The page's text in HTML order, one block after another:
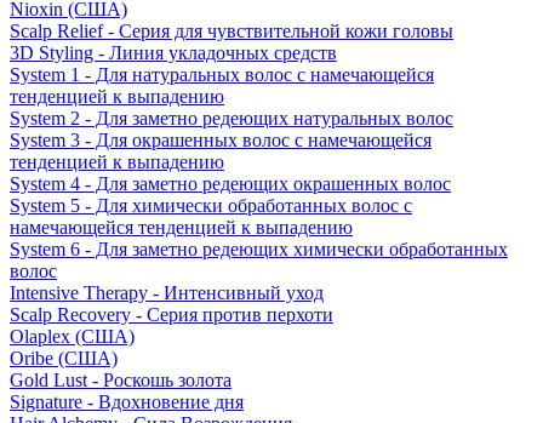
Nioxin (США)
Scalp Relief - Серия для чувствительной кожи головы
3D Styling - Линия укладочных средств
System 1 - Для натуральных волос с намечающейся
тенденцией к выпадению
System 2 - Для заметно редеющих натуральных волос
System 3 - Для окрашенных волос с намечающейся
тенденцией к выпадению
System 4 - Для заметно редеющих окрашенных волос
System 5 - Для химически обработанных волос с
намечающейся тенденцией к выпадению
System 6 - Для заметно редеющих химически обработанных
волос
Intensive Therapy - Интенсивный уход
Scalp Recovery - Серия против перхоти
Olaplex (США)
Oribe (США)
Gold Lust - Роскошь золота
Signature - Вдохновение дня